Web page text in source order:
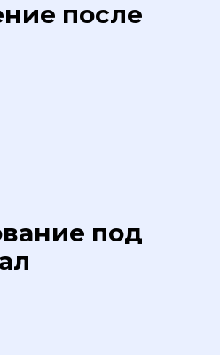
после
под